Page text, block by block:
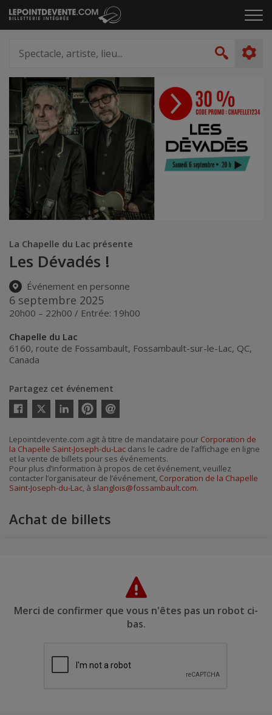
Passer
au
le
artiste,
lieu...
La Chapelle du Lac présente
Les Dévadés !
Événement en personne
6 septembre 2025
20h00 – 22h00 / Entrée: 19h00
Chapelle du Lac
6160, route de Fossambault, Fossambault-sur-le-Lac, QC,
Canada
Partagez cet événement
Twitter
courriel
Lepointdevente.com agit à titre de mandataire pour Corporation de
la Chapelle Saint-Joseph-du-Lac dans le cadre de l’affichage en ligne
et la vente de billets pour ses événements.
Pour plus d’information à propos de cet événement, veuillez
contacter l’organisateur de l’événement, Corporation de la Chapelle
Saint-Joseph-du-Lac, à slanglois@fossambault.com.
Achat de billets
Merci de confirmer que vous n'êtes pas un robot ci-
bas.